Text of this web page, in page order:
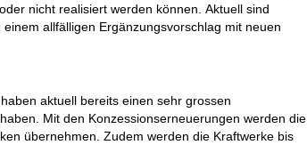
nicht realisiert werden können. Aktuell sind
allfälligen Ergänzungsvorschlag mit neuen
aktuell bereits einen sehr grossen
Mit den Konzessionserneuerungen werden die
übernehmen. Zudem werden die Kraftwerke bis